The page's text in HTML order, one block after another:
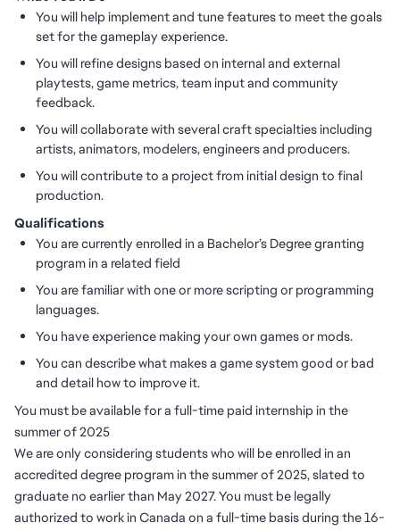
You will help implement and tune features to meet the goals
set for the gameplay experience.
You will refine designs based on internal and external
playtests, game metrics, team input and community
feedback.
You will collaborate with several craft specialties including
artists, animators, modelers, engineers and producers.
You will contribute to a project from initial design to final
production.
Qualifications
You are currently enrolled in a Bachelor’s Degree granting
program in a related field
You are familiar with one or more scripting or programming
languages.
You have experience making your own games or mods.
You can describe what makes a game system good or bad
and detail how to improve it.
You must be available for a full-time paid internship in the
summer of 2025
We are only considering students who will be enrolled in an
accredited degree program in the summer of 2025, slated to
graduate no earlier than May 2027. You must be legally
authorized to work in Canada on a full-time basis during the 16-